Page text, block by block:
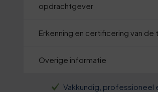
opdrachtgever
Erkenning en certificering van de
Overige informatie
Vakkundig, professioneel